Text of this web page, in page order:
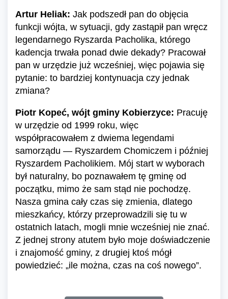
Artur Heliak: Jak podszedł pan do objęcia
funkcji wójta, w sytuacji, gdy zastąpił pan wręcz
legendarnego Ryszarda Pacholika, którego
kadencja trwała ponad dwie dekady? Pracował
pan w urzędzie już wcześniej, więc pojawia się
pytanie: to bardziej kontynuacja czy jednak
zmiana?
Piotr Kopeć, wójt gminy Kobierzyce: Pracuję
w urzędzie od 1999 roku, więc
współpracowałem z dwiema legendami
samorządu — Ryszardem Chomiczem i później
Ryszardem Pacholikiem. Mój start w wyborach
był naturalny, bo poznawałem tę gminę od
początku, mimo że sam stąd nie pochodzę.
Nasza gmina cały czas się zmienia, dlatego
mieszkańcy, którzy przeprowadzili się tu w
ostatnich latach, mogli mnie wcześniej nie znać.
Z jednej strony atutem było moje doświadczenie
i znajomość gminy, z drugiej ktoś mógł
powiedzieć: „ile można, czas na coś nowego”.